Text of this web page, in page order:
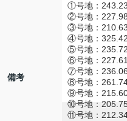
備考
①号地：
②号地：
③号地：
④号地：
⑤号地：
⑥号地：
⑦号地：
⑧号地：
⑨号地：
⑩号地：
⑪号地：